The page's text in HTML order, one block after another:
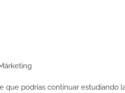
que podrías continuar estudiando